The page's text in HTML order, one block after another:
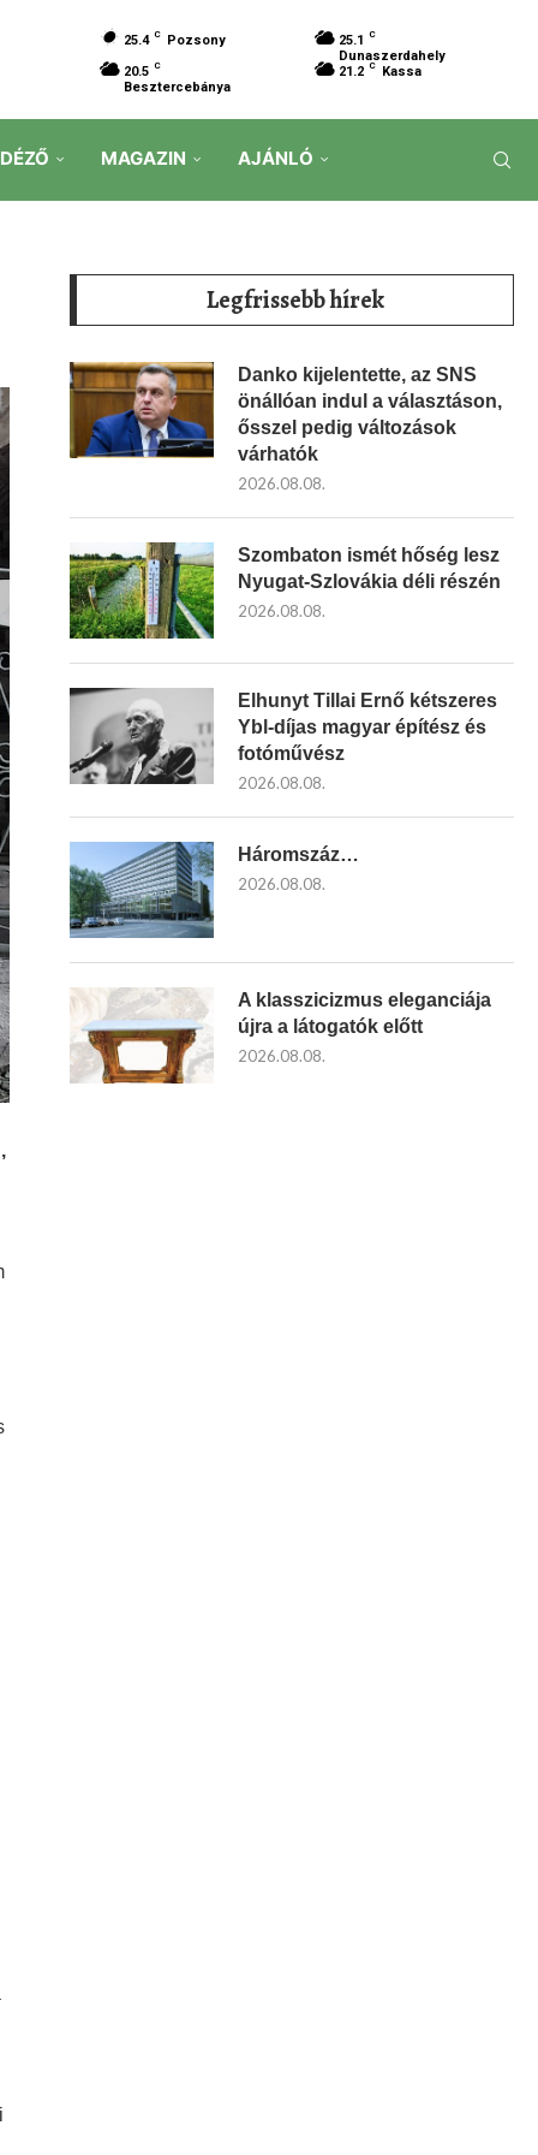
25.4 C Pozsony 25.1 C
Dunaszerdahely
20.5 C
Besztercebánya
21.2 C Kassa
MAGAZIN AJÁNLÓ
Legfrissebb hírek
Danko kijelentette, az SNS
önállóan indul a választáson,
ősszel pedig változások
várhatók
2026.08.08.
Szombaton ismét hőség lesz
Nyugat-Szlovákia déli részén
2026.08.08.
Elhunyt Tillai Ernő kétszeres
Ybl-díjas magyar építész és
fotóművész
2026.08.08.
Háromszáz…
2026.08.08.
A klasszicizmus eleganciája
újra a látogatók előtt
2026.08.08.